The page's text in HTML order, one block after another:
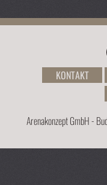
KONTAKT
Arenakonzept GmbH -